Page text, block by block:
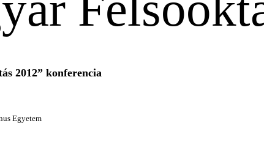
2012” konferencia
Egyetem